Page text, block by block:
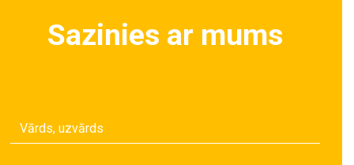
Sazinies ar mums